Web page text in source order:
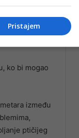
na
ko bi mogao
između
ptičijeg
Pristajem